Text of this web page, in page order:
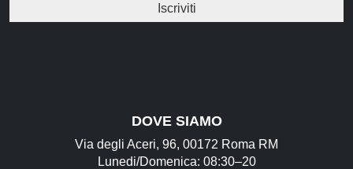
DOVE SIAMO
Via degli Aceri, 96, 00172 Roma RM
Lunedi/Domenica: 08:30–20